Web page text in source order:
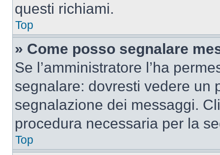
questi richiami.
Top
» Come posso segnalare
Se l’amministratore l’ha
segnalare: dovresti vedere un
segnalazione dei messaggi.
procedura necessaria per la
Top